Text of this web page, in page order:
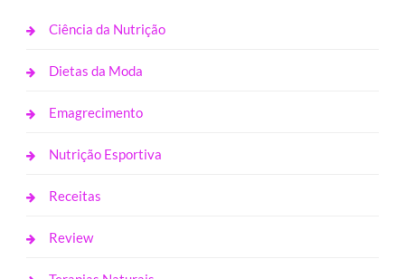
Ciência da Nutrição
Dietas da Moda
Emagrecimento
Nutrição Esportiva
Receitas
Review